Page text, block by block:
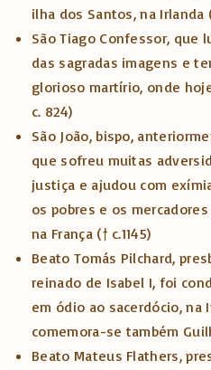
ilha dos Santos, na Irlanda
São Tiago Confessor, que
das sagradas imagens e
glorioso martírio, onde
c. 824)
São João, bispo,
que sofreu muitas
justiça e ajudou com
os pobres e os
na França († c.1145)
Beato Tomás Pilchard,
reinado de Isabel I, foi
em ódio ao sacerdócio, na
comemora-se também
Beato Mateus Flathers,